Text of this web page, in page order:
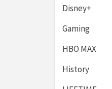
Disney+
Gaming
HBO MAX
History